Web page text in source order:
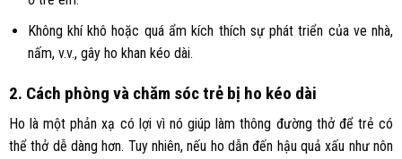
Không khí khô hoặc quá ẩm kích thích sự phát triển của ve nhà,
nấm, v.v., gây ho khan kéo dài.
2. Cách phòng và chăm sóc trẻ bị ho kéo dài
Ho là một phản xạ có lợi vì nó giúp làm thông đường thở để trẻ có
thể thở dễ dàng hơn. Tuy nhiên, nếu ho dẫn đến hậu quả xấu như nôn